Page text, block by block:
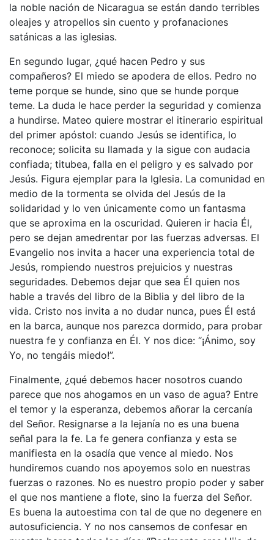
la noble nación de Nicaragua se están dando terribles
oleajes y atropellos sin cuento y profanaciones
satánicas a las iglesias.
En segundo lugar, ¿qué hacen Pedro y sus
compañeros? El miedo se apodera de ellos. Pedro no
teme porque se hunde, sino que se hunde porque
teme. La duda le hace perder la seguridad y comienza
a hundirse. Mateo quiere mostrar el itinerario espiritual
del primer apóstol: cuando Jesús se identifica, lo
reconoce; solicita su llamada y la sigue con audacia
confiada; titubea, falla en el peligro y es salvado por
Jesús. Figura ejemplar para la Iglesia. La comunidad en
medio de la tormenta se olvida del Jesús de la
solidaridad y lo ven únicamente como un fantasma
que se aproxima en la oscuridad. Quieren ir hacia Él,
pero se dejan amedrentar por las fuerzas adversas. El
Evangelio nos invita a hacer una experiencia total de
Jesús, rompiendo nuestros prejuicios y nuestras
seguridades. Debemos dejar que sea Él quien nos
hable a través del libro de la Biblia y del libro de la
vida. Cristo nos invita a no dudar nunca, pues Él está
en la barca, aunque nos parezca dormido, para probar
nuestra fe y confianza en Él. Y nos dice: “¡Ánimo, soy
Yo, no tengáis miedo!”.
Finalmente, ¿qué debemos hacer nosotros cuando
parece que nos ahogamos en un vaso de agua? Entre
el temor y la esperanza, debemos añorar la cercanía
del Señor. Resignarse a la lejanía no es una buena
señal para la fe. La fe genera confianza y esta se
manifiesta en la osadía que vence al miedo. Nos
hundiremos cuando nos apoyemos solo en nuestras
fuerzas o razones. No es nuestro propio poder y saber
el que nos mantiene a flote, sino la fuerza del Señor.
Es buena la autoestima con tal de que no degenere en
autosuficiencia. Y no nos cansemos de confesar en